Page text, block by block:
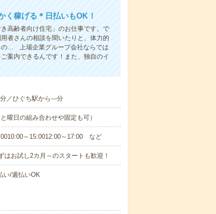
稼げる＊日払いもOK！
高齢者向け住宅」のお仕事です。で
者さんの相談を聞いたりと、体力的
... 上場企業グループ会社ならでは
案内できるんです！また、独自のイ
／ひぐち駅から---分
日の組み合わせや固定も可）
～15:0012:00～17:00 など
お試し2カ月～のスタートも歓迎！
/週払いOK